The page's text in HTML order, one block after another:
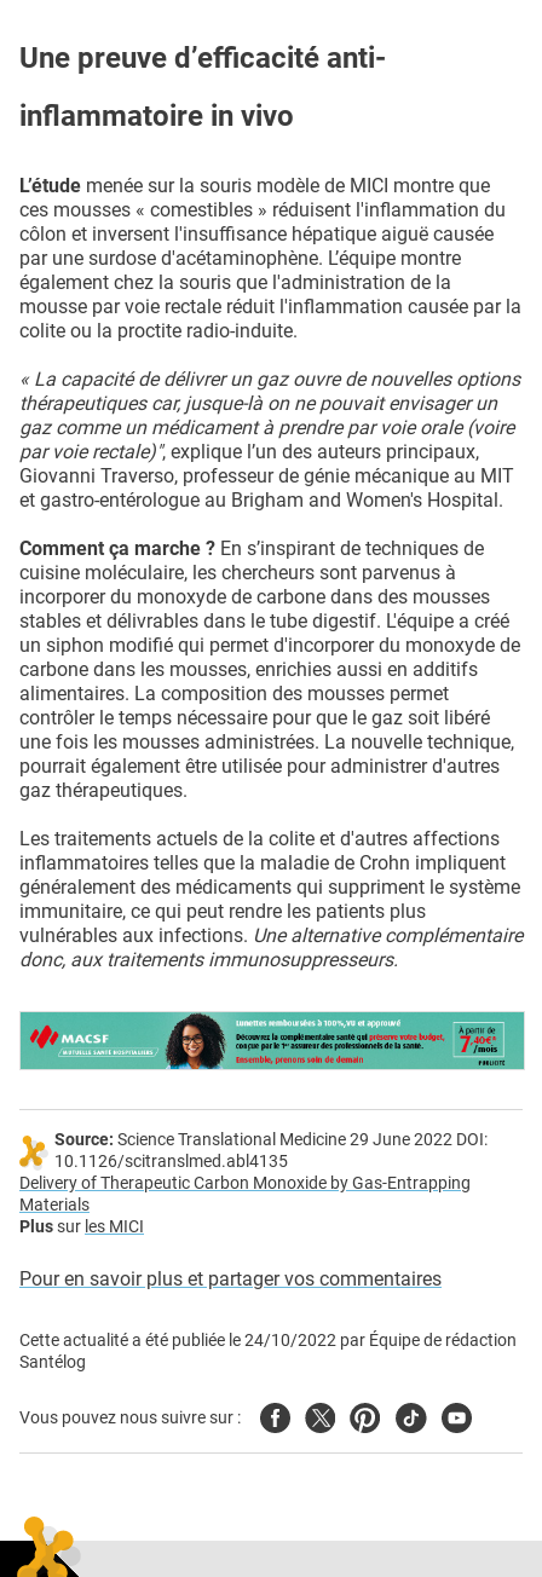
Une preuve d’efficacité anti-
inflammatoire in vivo
L’étude menée sur la souris modèle de MICI montre que
ces mousses « comestibles » réduisent l'inflammation du
côlon et inversent l'insuffisance hépatique aiguë causée
par une surdose d'acétaminophène. L’équipe montre
également chez la souris que l'administration de la
mousse par voie rectale réduit l'inflammation causée par la
colite ou la proctite radio-induite.
« La capacité de délivrer un gaz ouvre de nouvelles options
thérapeutiques car, jusque-là on ne pouvait envisager un
gaz comme un médicament à prendre par voie orale (voire
par voie rectale)", explique l’un des auteurs principaux,
Giovanni Traverso, professeur de génie mécanique au MIT
et gastro-entérologue au Brigham and Women's Hospital.
Comment ça marche ? En s’inspirant de techniques de
cuisine moléculaire, les chercheurs sont parvenus à
incorporer du monoxyde de carbone dans des mousses
stables et délivrables dans le tube digestif. L'équipe a créé
un siphon modifié qui permet d'incorporer du monoxyde de
carbone dans les mousses, enrichies aussi en additifs
alimentaires. La composition des mousses permet
contrôler le temps nécessaire pour que le gaz soit libéré
une fois les mousses administrées. La nouvelle technique,
pourrait également être utilisée pour administrer d'autres
gaz thérapeutiques.
Les traitements actuels de la colite et d'autres affections
inflammatoires telles que la maladie de Crohn impliquent
généralement des médicaments qui suppriment le système
immunitaire, ce qui peut rendre les patients plus
vulnérables aux infections. Une alternative complémentaire
donc, aux traitements immunosuppresseurs.
Source: Science Translational Medicine 29 June 2022 DOI:
10.1126/scitranslmed.abl4135
Delivery of Therapeutic Carbon Monoxide by Gas-Entrapping
Materials
Plussur les MICI
Pour en savoir plus et partager vos commentaires
Cette actualité a été publiée le24/10/2022 par Équipe de rédaction
Santélog
Vous pouvez nous suivre sur : FacebookTwitterPinterest
TiktokYoutube